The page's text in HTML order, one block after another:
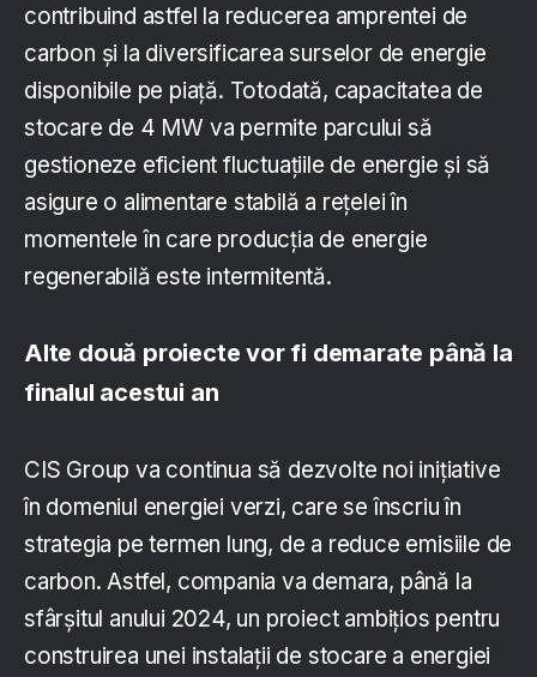
contribuind astfel la reducerea amprentei de
carbon și la diversificarea surselor de energie
disponibile pe piață. Totodată, capacitatea de
stocare de 4 MW va permite parcului să
gestioneze eficient fluctuațiile de energie și să
asigure o alimentare stabilă a rețelei în
momentele în care producția de energie
regenerabilă este intermitentă.
Alte două proiecte vor fi demarate până la
finalul acestui an
CIS Group va continua să dezvolte noi inițiative
în domeniul energiei verzi, care se înscriu în
strategia pe termen lung, de a reduce emisiile de
carbon. Astfel, compania va demara, până la
sfârșitul anului 2024, un proiect ambițios pentru
construirea unei instalații de stocare a energiei